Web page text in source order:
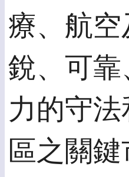
療、航
銳、可
力的守
區之關